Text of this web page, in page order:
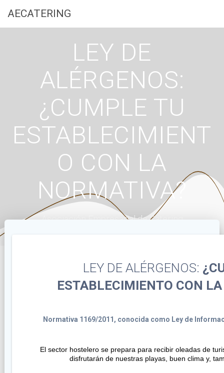
AECATERING
LEY DE
ALÉRGENOS:
¿CUMPLE TU
ESTABLECIMIENT
O CON LA
NORMATIVA?
Asociación Empresarial de Catering
LEY DE ALÉRGENOS:
ESTABLECIMIENTO CON
Normativa 1169/2011, conocida como Ley de
El sector hostelero se prepara para recibir oleadas de
disfrutarán de nuestras playas, buen clima y,